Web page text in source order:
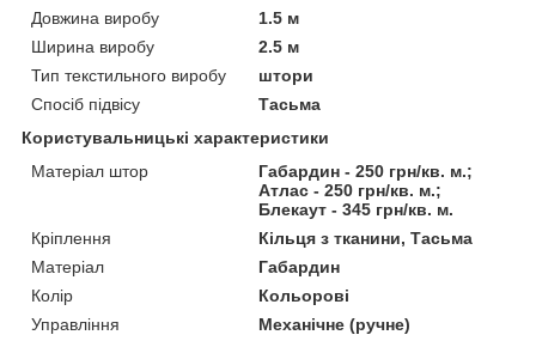
Довжина виробу
1.5 м
Ширина виробу
2.5 м
Тип текстильного виробу
штори
Спосіб підвісу
Тасьма
Користувальницькі характеристики
Матеріал штор
Габардин - 250 грн/кв. м.;
Атлас - 250 грн/кв. м.;
Блекаут - 345 грн/кв. м.
Кріплення
Кільця з тканини, Тасьма
Матеріал
Габардин
Колір
Кольорові
Управління
Механічне (ручне)